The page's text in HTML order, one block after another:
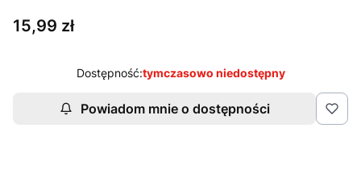
Cena
15,99 zł
Dostępność:tymczasowo niedostępny
Powiadom mnie o dostępności